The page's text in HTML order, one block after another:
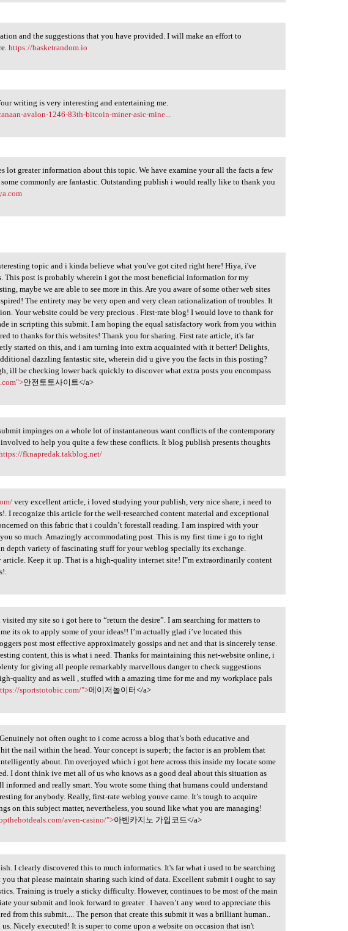
and the suggestions that you have provided. I will make an effort to
https://basketrandom.io
writing is very interesting and entertaining me.
avalon-1246-83th-bitcoin-miner-asic-mine...
lot greater information about this topic. We have examine your all the facts a few
some commonly are fantastic. Outstanding publish i would really like to thank you
an
topic and i kinda believe what you've got cited right here! Hiya, i've
This post is probably wherein i got the most beneficial information for my
maybe we are able to see more in this. Are you aware of some other web sites
The entirety may be very open and very clean rationalization of troubles. It
Your website could be very precious . First-rate blog! I would love to thank for
in scripting this submit. I am hoping the equal satisfactory work from you within
to thanks for this websites! Thank you for sharing. First rate article, it's far
started on this, and i am turning into extra acquainted with it better! Delights,
dazzling fantastic site, wherein did u give you the facts in this posting?
ill be checking lower back quickly to discover what extra posts you encompass
안전토토사이트</a>
impinges on a whole lot of instantaneous want conflicts of the contemporary
to help you quite a few these conflicts. It blog publish presents thoughts
fknapredak.takblog.net/
very excellent article, i loved studying your publish, very nice share, i need to
I recognize this article for the well-researched content material and exceptional
on this fabric that i couldn’t forestall reading. I am inspired with your
so much. Amazingly accommodating post. This is my first time i go to right
depth variety of fascinating stuff for your weblog specially its exchange.
Keep it up. That is a high-quality internet site! I"m extraordinarily content
you
my site so i got here to “return the desire”. I am searching for matters to
its ok to apply some of your ideas!! I’m actually glad i’ve located this
post most effective approximately gossips and net and that is sincerely tense.
content, this is what i need. Thanks for maintaining this net-website online, i
for giving all people remarkably marvellous danger to check suggestions
quality and as well , stuffed with a amazing time for me and my workplace pals
sportstotobic.com/">메이저놀이터</a>
not often ought to i come across a blog that’s both educative and
the nail within the head. Your concept is superb; the factor is an problem that
about. I'm overjoyed which i got here across this inside my locate some
I dont think ive met all of us who knows as a good deal about this situation as
informed and really smart. You wrote some thing that humans could understand
for anybody. Really, first-rate weblog youve came. It’s tough to acquire
on this subject matter, nevertheless, you sound like what you are managing!
aven-casino/">아벤카지노 가입코드</a>
publish
I clearly discovered this to much informatics. It's far what i used to be searching
that please maintain sharing such kind of data. Excellent submit i ought to say
Training is truely a sticky difficulty. However, continues to be most of the main
your submit and look forward to greater . I haven’t any word to appreciate this
from this submit.... The person that create this submit it was a brilliant human..
Nicely executed! It is super to come upon a website on occasion that isn't